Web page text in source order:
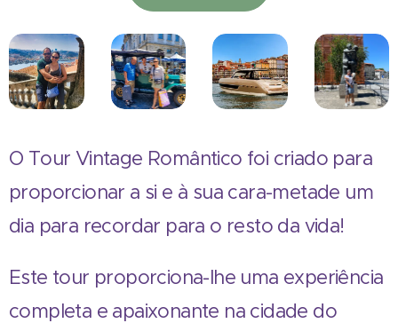
O Tour Vintage Romântico foi criado para
proporcionar a si e à sua cara-metade um
dia para recordar para o resto da vida!
Este tour proporciona-lhe uma experiência
completa e apaixonante na cidade do